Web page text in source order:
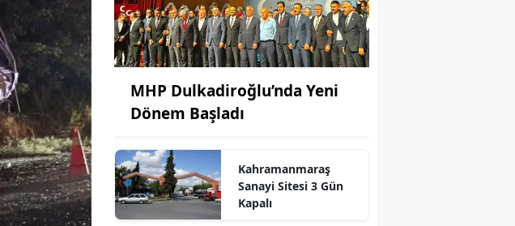
MHP Dulkadiroğlu’nda Yeni
Dönem Başladı
Kahramanmaraş
Sanayi Sitesi 3 Gün
Kapalı